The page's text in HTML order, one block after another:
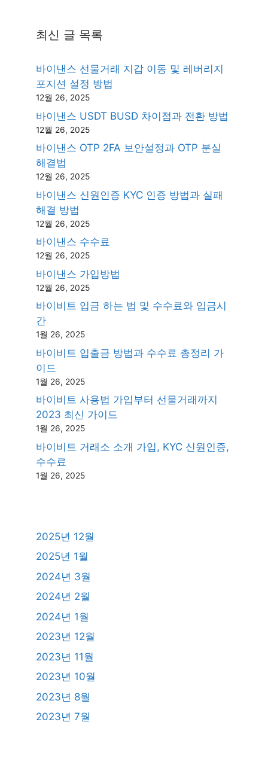
최신 글 목록
바이낸스 선물거래 지갑 이동 및 레버리지
포지션 설정 방법
12월 26, 2025
바이낸스 USDT BUSD 차이점과 전환 방법
12월 26, 2025
바이낸스 OTP 2FA 보안설정과 OTP 분실
해결법
12월 26, 2025
바이낸스 신원인증 KYC 인증 방법과 실패
해결 방법
12월 26, 2025
바이낸스 수수료
12월 26, 2025
바이낸스 가입방법
12월 26, 2025
바이비트 입금 하는 법 및 수수료와 입금시
간
1월 26, 2025
바이비트 입출금 방법과 수수료 총정리 가
이드
1월 26, 2025
바이비트 사용법 가입부터 선물거래까지
2023 최신 가이드
1월 26, 2025
바이비트 거래소 소개 가입, KYC 신원인증,
수수료
1월 26, 2025
2025년 12월
2025년 1월
2024년 3월
2024년 2월
2024년 1월
2023년 12월
2023년 11월
2023년 10월
2023년 8월
2023년 7월